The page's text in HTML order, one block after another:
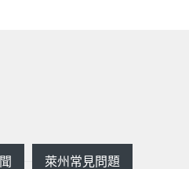
萊州常見問題